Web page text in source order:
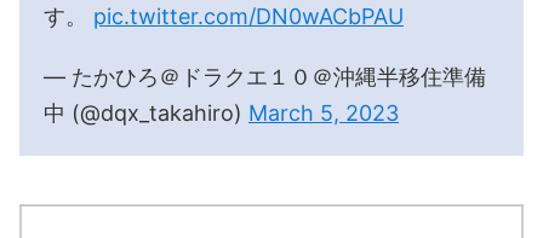
す。 pic.twitter.com/DN0wACbPAU
— たかひろ＠ドラクエ１０＠沖縄半移住準備
中 (@dqx_takahiro) March 5, 2023